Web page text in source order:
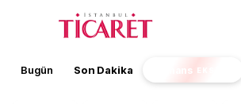
Bugün Son Dakika Finans EKSTRA